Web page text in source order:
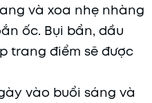
và xoa nhẹ nhàng
ốc. Bụi bẩn, dầu
trang điểm sẽ được
vào buổi sáng và